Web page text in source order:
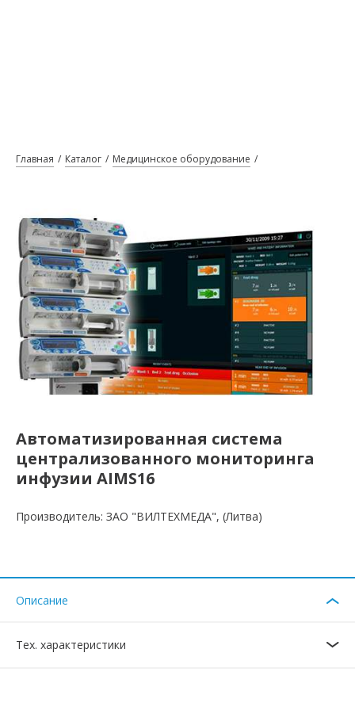
Главная Каталог Медицинское оборудование
Автоматизированная система
централизованного мониторинга
инфузии AIMS16
Производитель: ЗАО "ВИЛТЕХМЕДА", (Литва)
Описание
Тех. характеристики